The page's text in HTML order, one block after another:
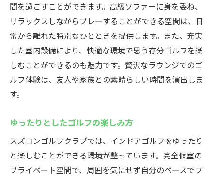
間を過ごすことができます。高級ソファーに身を委ね、
リラックスしながらプレーすることができる空間は、日
常から離れた特別なひとときを提供します。また、充実
した室内設備により、快適な環境で思う存分ゴルフを楽
しむことができるのも魅力です。贅沢なラウンジでのゴ
ルフ体験は、友人や家族との素晴らしい時間を演出しま
す。
ゆったりとしたゴルフの楽しみ方
スズヨンゴルフクラブでは、インドアゴルフをゆったり
と楽しむことができる環境が整っています。完全個室の
プライベート空間で、周囲を気にせず自分のペースでプ